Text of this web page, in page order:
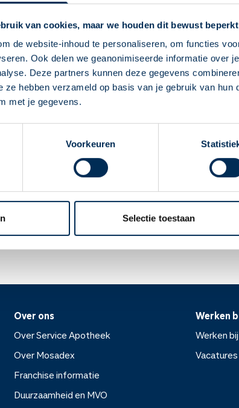
van cookies, maar we houden dit bewust beperkt
de website-inhoud te personaliseren, om functies
Ook delen we geanonimiseerde informatie over
Deze partners kunnen deze gegevens
ze hebben verzameld op basis van je gebruik van hun
met je gegevens.
Voorkeuren
Selectie toestaan
Deze Service Apotheek staat nu
jouw apotheek
Zo kan je makkelijk alle informatie vinden in
een aanval van migraine.
een half tot 1 uur.
maar komt de aanval binnen 24 uur terug? Dan kunt u
de eerste en de tweede tablet zitten. Gebruik niet
een pijnlijk, beklemmend of tintelend gevoel in
Overleg dan met uw arts.
u vermoeid, slaperig en duizelig zijn. Daarom mag u
bijwerkingen? Rijd dan geen auto.
niet vaker dan 10 dagen per maand. U hebt juist kans
hoofdpijn).
keer per maand migraine? Overleg dan met uw arts of u
Over ons
Over Service Apotheek
Over Mosadex
Franchise informatie
Duurzaamheid en MVO
Werken
Werken
Vacatures